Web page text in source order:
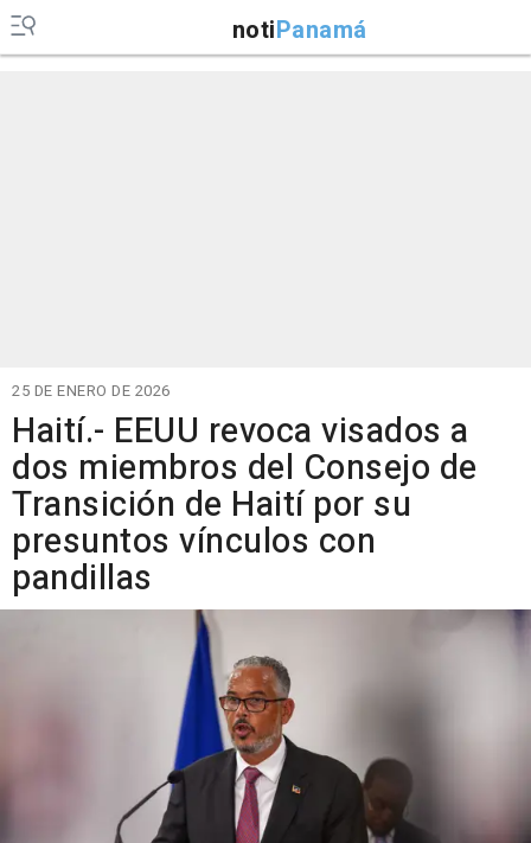
notiPanamá
25 DE ENERO DE 2026
Haití.- EEUU revoca visados a
dos miembros del Consejo de
Transición de Haití por su
presuntos vínculos con
pandillas